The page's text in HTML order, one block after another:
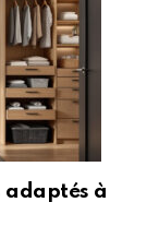
adaptés à